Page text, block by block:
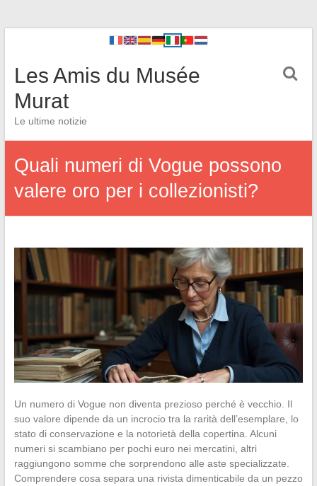
Les Amis du Musée
Murat
Le ultime notizie
Quali numeri di Vogue possono
valere oro per i collezionisti?
Un numero di Vogue non diventa prezioso perché è vecchio. Il
suo valore dipende da un incrocio tra la rarità dell’esemplare, lo
stato di conservazione e la notorietà della copertina. Alcuni
numeri si scambiano per pochi euro nei mercatini, altri
raggiungono somme che sorprendono alle aste specializzate.
Comprendere cosa separa una rivista dimenticabile da un pezzo